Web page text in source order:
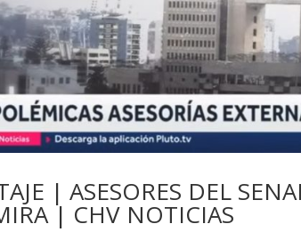
| ASESORES DEL
| CHV NOTICIAS